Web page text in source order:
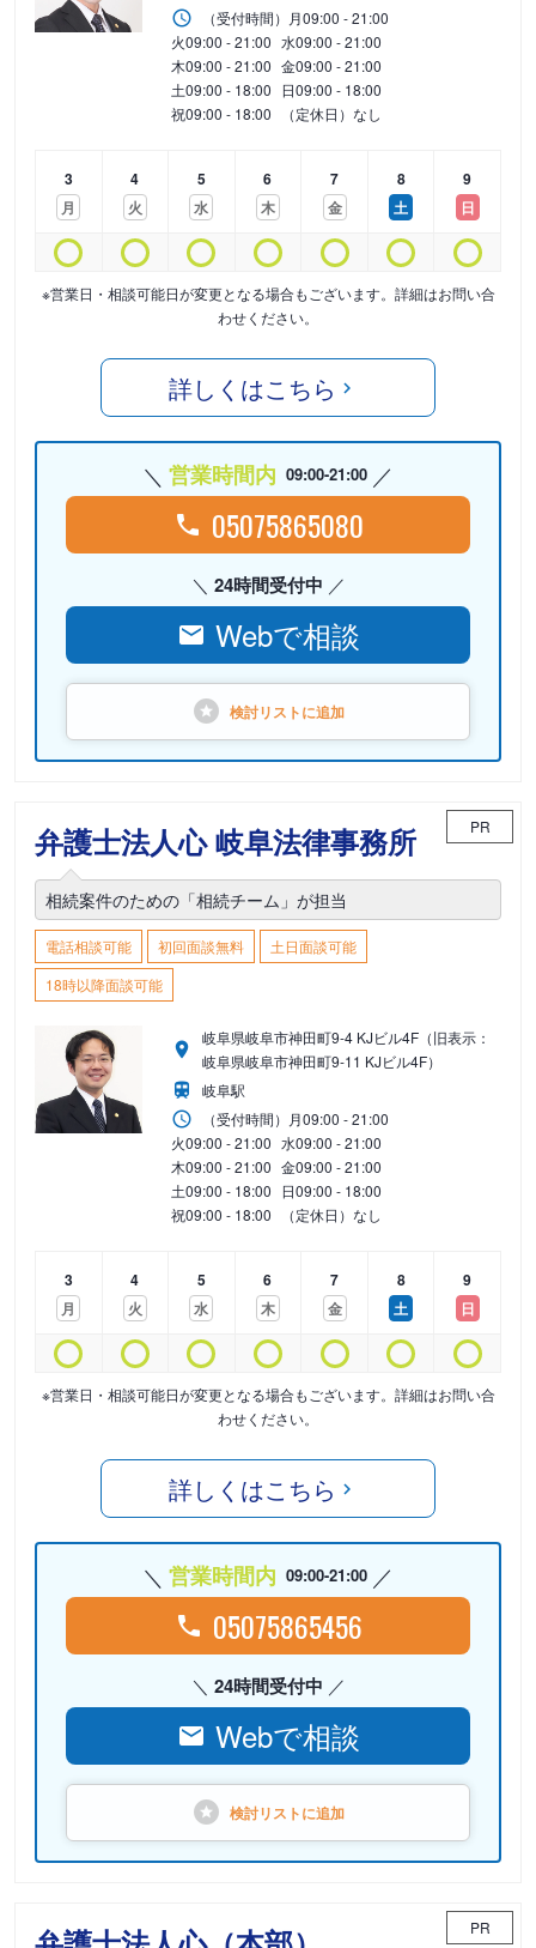
（受付時間） 月09:00 - 21:00
火09:00 - 21:00 水09:00 - 21:00
木09:00 - 21:00 金09:00 - 21:00
土09:00 - 18:00 日09:00 - 18:00
祝09:00 - 18:00 （定休日）なし
3
月
4
火
5
水
6
木
7
金
8
土
9
日
※営業日・相談可能日が変更となる場合もございます。詳細はお問い合
わせください。
詳しくはこちら
営業時間内 09:00-21:00
05075865080
24時間受付中
Webで相談
検討リストに追加
弁護士法人心 岐阜法律事務所 PR
相続案件のための「相続チーム」が担当
電話相談可能 初回面談無料
土日面談可能
18時以降面談可能
岐阜県岐阜市神田町9-4 KJビル4F（旧表示：
岐阜県岐阜市神田町9-11 KJビル4F）
岐阜駅
（受付時間） 月09:00 - 21:00
火09:00 - 21:00 水09:00 - 21:00
木09:00 - 21:00 金09:00 - 21:00
土09:00 - 18:00 日09:00 - 18:00
祝09:00 - 18:00 （定休日）なし
3
月
4
火
5
水
6
木
7
金
8
土
9
日
※営業日・相談可能日が変更となる場合もございます。詳細はお問い合
わせください。
詳しくはこちら
営業時間内 09:00-21:00
05075865456
24時間受付中
Webで相談
検討リストに追加
PR